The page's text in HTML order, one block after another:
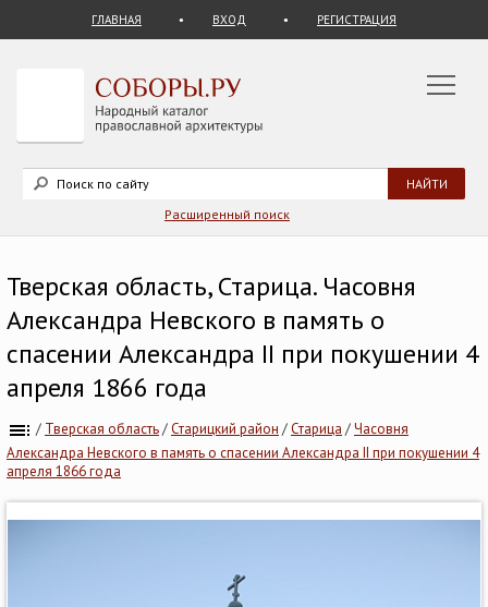
ГЛАВНАЯ ВХОД РЕГИСТРАЦИЯ
Расширенный поиск
Тверская область, Старица. Часовня
Александра Невского в память о
спасении Александра II при покушении 4
апреля 1866 года
/ Тверская область/Старицкий район /Старица /Часовня
Александра Невского в память о спасении Александра II при покушении 4
апреля 1866 года